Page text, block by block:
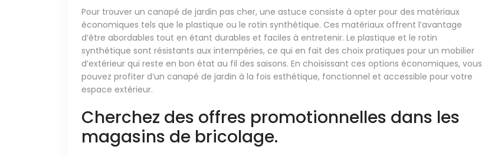
Pour trouver un canapé de jardin pas cher, une astuce consiste à opter pour des matériaux
économiques tels que le plastique ou le rotin synthétique. Ces matériaux offrent l’avantage
d’être abordables tout en étant durables et faciles à entretenir. Le plastique et le rotin
synthétique sont résistants aux intempéries, ce qui en fait des choix pratiques pour un mobilier
d’extérieur qui reste en bon état au fil des saisons. En choisissant ces options économiques, vous
pouvez profiter d’un canapé de jardin à la fois esthétique, fonctionnel et accessible pour votre
espace extérieur.
Cherchez des offres promotionnelles dans les
magasins de bricolage.